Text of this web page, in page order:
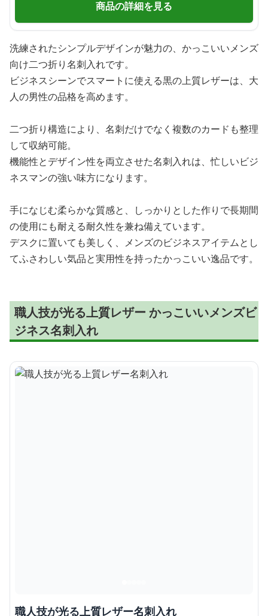
商品の詳細を見る
洗練されたシンプルデザインが魅力の、かっこいいメンズ
向け二つ折り名刺入れです。
ビジネスシーンでスマートに使える黒の上質レザーは、大
人の男性の品格を高めます。
二つ折り構造により、名刺だけでなく複数のカードも整理
して収納可能。
機能性とデザイン性を両立させた名刺入れは、忙しいビジ
ネスマンの強い味方になります。
手になじむ柔らかな質感と、しっかりとした作りで長期間
の使用にも耐える耐久性を兼ね備えています。
デスクに置いても美しく、メンズのビジネスアイテムとし
てふさわしい気品と実用性を持ったかっこいい逸品です。
職人技が光る上質レザー かっこいいメンズビ
ジネス名刺入れ
職人技が光る上質レザー名刺入れ